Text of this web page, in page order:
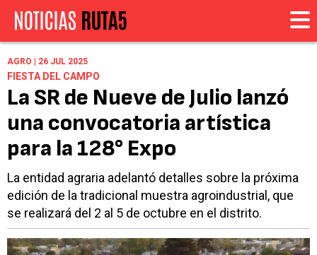
AGRO | 26 JUL 2025
FIESTA DEL CAMPO
La SR de Nueve de Julio lanzó
una convocatoria artística
para la 128° Expo
La entidad agraria adelantó detalles sobre la próxima
edición de la tradicional muestra agroindustrial, que
se realizará del 2 al 5 de octubre en el distrito.